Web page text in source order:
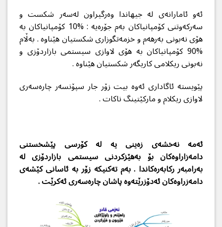
ئه‌و ئامارانه‌ی له‌ جیهاندا وه‌رگیراون له‌سه‌ر شكست و
سه‌ركه‌وتنی كۆمپانیاكان به‌م جۆره‌یه‌ : %10 كۆمپانیاكان به‌
هۆی نه‌بونی به‌رهه‌م و خزمه‌تگوزاری شكستیان هێناوه‌ . به‌ڵام
%90 كۆمپانیاكان به‌ هۆی لاوازی سیستمی بازاردۆزی و
نه‌بونی ریكلامی كاریگه‌ر شكستیان هێناوه‌ .
پێویسته‌ ئاگاداری ئه‌وه‌ بیت زۆر جار سپۆنسه‌ر چاره‌سه‌ری
لاوازی ریكلام و ماركێتینگ ناكات .
ئه‌مه‌ نه‌خشه‌ی زه‌ینی یه‌ له‌ كۆرسی پێشخستنی
دامه‌زاراوه‌كان بۆ به‌هێزكردنی سیستمی بازاردۆزی له‌
به‌رامبه‌ر ركابه‌ره‌كاندا . به‌م ته‌كنیكه‌ زۆر به‌ ئاسانی كێشه‌ی
دامه‌زراوه‌كان ئه‌دۆزرێته‌وه‌ پاشان چاره‌سه‌ری ئه‌كرێت .